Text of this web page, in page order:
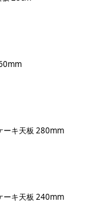
ーキ天板 280mm
ーキ天板 240mm